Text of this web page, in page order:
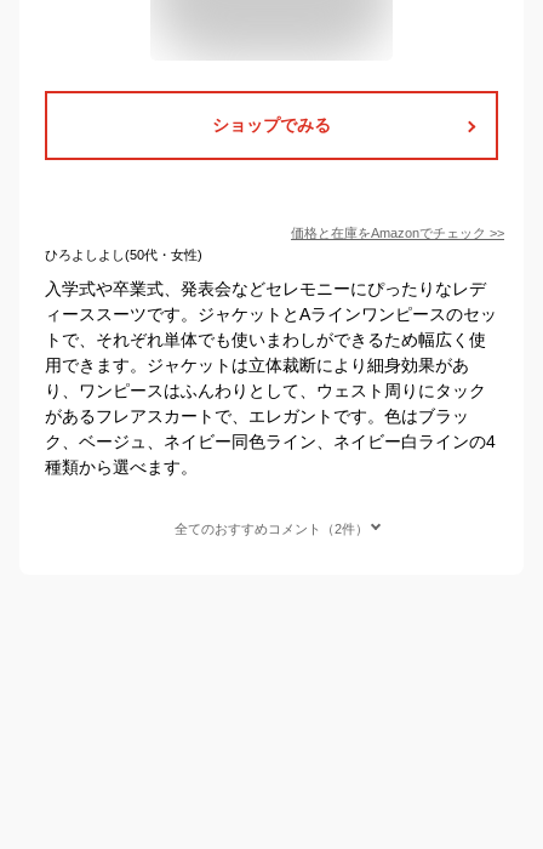
ショップでみる
価格と在庫をAmazonでチェック >>
ひろよしよし(50代・女性)
入学式や卒業式、発表会などセレモニーにぴったりなレデ
ィーススーツです。ジャケットとAラインワンピースのセッ
トで、それぞれ単体でも使いまわしができるため幅広く使
用できます。ジャケットは立体裁断により細身効果があ
り、ワンピースはふんわりとして、ウェスト周りにタック
があるフレアスカートで、エレガントです。色はブラッ
ク、ベージュ、ネイビー同色ライン、ネイビー白ラインの4
種類から選べます。
全てのおすすめコメント（2件）